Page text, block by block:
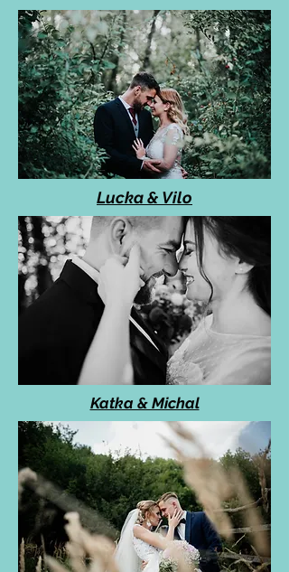
Lucka & Vilo
Katka & Michal